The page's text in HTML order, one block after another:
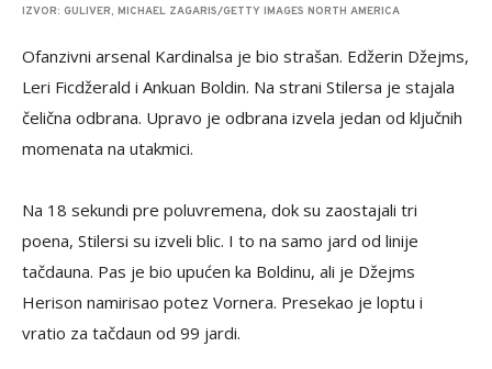
IZVOR: GULIVER, MICHAEL ZAGARIS/GETTY IMAGES NORTH AMERICA
Ofanzivni arsenal Kardinalsa je bio strašan. Edžerin Džejms,
Leri Ficdžerald i Ankuan Boldin. Na strani Stilersa je stajala
čelična odbrana. Upravo je odbrana izvela jedan od ključnih
momenata na utakmici.
Na 18 sekundi pre poluvremena, dok su zaostajali tri
poena, Stilersi su izveli blic. I to na samo jard od linije
tačdauna. Pas je bio upućen ka Boldinu, ali je Džejms
Herison namirisao potez Vornera. Presekao je loptu i
vratio za tačdaun od 99 jardi.